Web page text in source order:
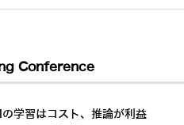
Conference
学習はコスト、推論が利益